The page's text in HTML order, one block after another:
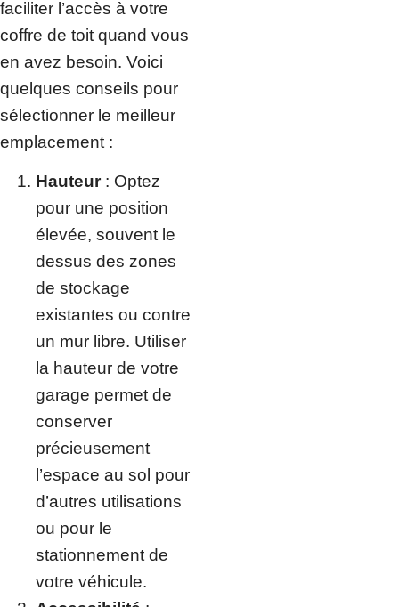
faciliter l’accès à votre
coffre de toit quand vous
en avez besoin. Voici
quelques conseils pour
sélectionner le meilleur
emplacement :
Hauteur: Optez
pour une position
élevée, souvent le
dessus des zones
de stockage
existantes ou contre
un mur libre. Utiliser
la hauteur de votre
garage permet de
conserver
précieusement
l’espace au sol pour
d’autres utilisations
ou pour le
stationnement de
votre véhicule.